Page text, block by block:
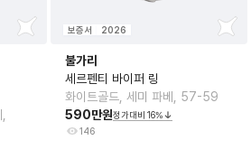
보증서 2026
불가리
세르펜티 바이퍼 링
화이트골드, 세미 파베, 57-59
590만원정가대비 16%
146